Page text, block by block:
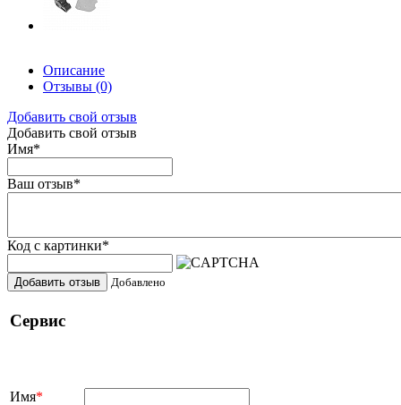
Описание
Отзывы (0)
Добавить свой отзыв
Добавить свой отзыв
Имя*
Ваш отзыв*
Код с картинки*
Добавить отзыв Добавлено
Сервис
Имя*